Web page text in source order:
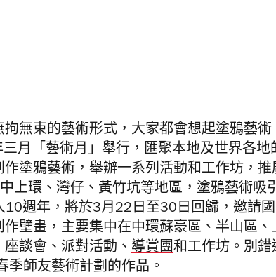
無束的藝術形式，大家都會想起塗鴉藝術
月「藝術月」舉行，匯聚本地及世界各地
塗鴉藝術，舉辦一系列活動和工作坊，推
上環、灣仔、黃竹坑等地區，塗鴉藝術吸
10週年，將於3月22日至30日回歸，邀請
壁畫，主要集中在中環蘇豪區、半山區、
談會、派對活動、 導賞團和工作坊。別錯
季師友藝術計劃的作品。